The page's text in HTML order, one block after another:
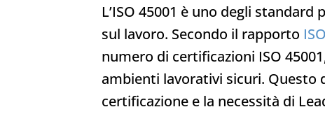
L’ISO 45001 è uno degli
sul lavoro. Secondo il rapporto
numero di certificazioni ISO
ambienti lavorativi sicuri. Questo
certificazione e la necessità di